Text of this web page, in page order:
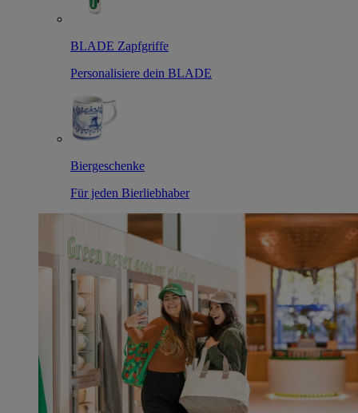
BLADE Zapfgriffe
Personalisiere dein BLADE
Biergeschenke
Für jeden Bierliebhaber